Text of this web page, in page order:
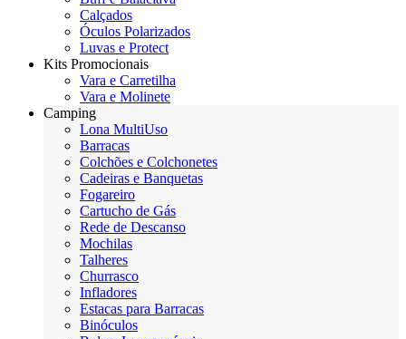
Calçados
Óculos Polarizados
Luvas e Protect
Kits Promocionais
Vara e Carretilha
Vara e Molinete
Camping
Lona MultiUso
Barracas
Colchões e Colchonetes
Cadeiras e Banquetas
Fogareiro
Cartucho de Gás
Rede de Descanso
Mochilas
Talheres
Churrasco
Infladores
Estacas para Barracas
Binóculos